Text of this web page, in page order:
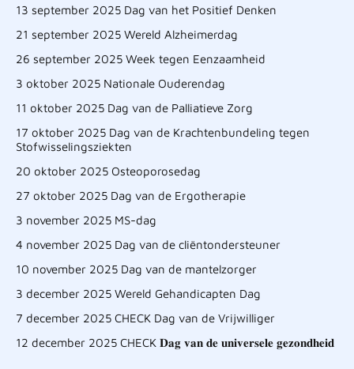
13 september 2025 Dag van het Positief Denken
21 september 2025 Wereld Alzheimerdag
26 september 2025 Week tegen Eenzaamheid
3 oktober 2025 Nationale Ouderendag
11 oktober 2025 Dag van de Palliatieve Zorg
17 oktober 2025 Dag van de Krachtenbundeling tegen
Stofwisselingsziekten
20 oktober 2025 Osteoporosedag
27 oktober 2025 Dag van de Ergotherapie
3 november 2025 MS-dag
4 november 2025 Dag van de cliëntondersteuner
10 november 2025 Dag van de mantelzorger
3 december 2025 Wereld Gehandicapten Dag
7 december 2025 CHECK Dag van de Vrijwilliger
12 december 2025 CHECK 𝐃𝐚𝐠 𝐯𝐚𝐧 𝐝𝐞 𝐮𝐧𝐢𝐯𝐞𝐫𝐬𝐞𝐥𝐞 𝐠𝐞𝐳𝐨𝐧𝐝𝐡𝐞𝐢𝐝